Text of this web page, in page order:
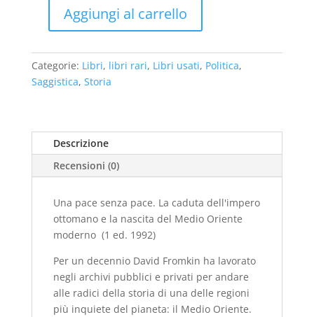
€148,00.€68,00.
senza
pace
(1
-
usato
quantità
Aggiungi al carrello
Categorie: Libri, libri rari, Libri usati, Politica,
Saggistica, Storia
Descrizione
Recensioni (0)
Una pace senza pace. La caduta dell'impero
ottomano e la nascita del Medio Oriente
moderno (1 ed. 1992)
Per un decennio David Fromkin ha lavorato
negli archivi pubblici e privati per andare
alle radici della storia di una delle regioni
più inquiete del pianeta: il Medio Oriente.